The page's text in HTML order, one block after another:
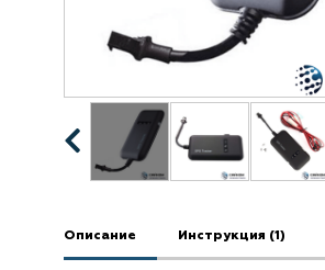
Описание Инструкция (1)